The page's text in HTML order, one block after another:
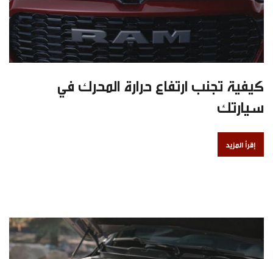
كيفية تجنب ارتفاع حرارة المحرك في
سيارتك
إقرأ المزيد